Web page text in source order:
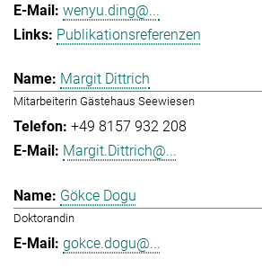
wenyu.ding@...
Publikationsreferenzen
Margit Dittrich
Mitarbeiterin Gästehaus Seewiesen
+49 8157 932 208
Margit.Dittrich@...
Gökce Dogu
Doktorandin
gokce.dogu@...